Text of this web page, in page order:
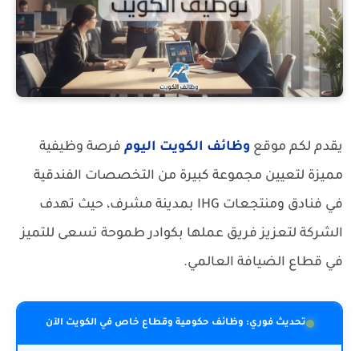
يقدم لكم موقع وظائف الكويت اليوم فرصة وظيفية
مميزة لتعيين مجموعة كبيرة من التخصصات الفندقية
في فنادق ومنتجعات IHG بمدينة مشرف، حيث تهدف
الشركة لتعزيز فريق عملها بكوادر طموحة تسعى للتميز
في قطاع الضيافة العالمي.
تحديث فوري: وظائف حكومية وقطاع خاص في الكويت الآن